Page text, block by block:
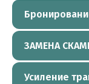
ЗАМЕНА
Усиление